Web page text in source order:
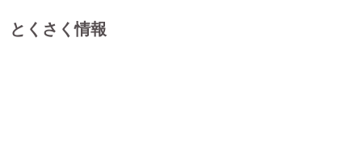
とくさく情報